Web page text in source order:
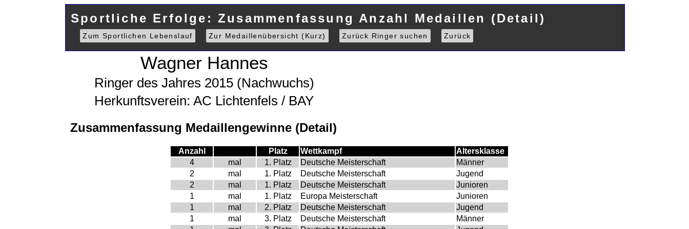
Sportliche Erfolge: Zusammenfassung Anzahl Medaillen (Detail)
Zum Sportlichen Lebenslauf Zur Medaillenübersicht (Kurz) Zurück Ringer suchen Zurück
Wagner Hannes
Ringer des Jahres 2015 (Nachwuchs)
Herkunftsverein: AC Lichtenfels / BAY
Zusammenfassung Medaillengewinne (Detail)
Anzahl Platz Wettkampf
Altersklasse
4
mal 1. Platz Deutsche Meisterschaft
Männer
2
mal 1. Platz Deutsche Meisterschaft
Jugend
2
mal 1. Platz Deutsche Meisterschaft
Junioren
1
mal 1. Platz Europa Meisterschaft
Junioren
1
mal 2. Platz Deutsche Meisterschaft
Jugend
1
mal 3. Platz Deutsche Meisterschaft
Männer